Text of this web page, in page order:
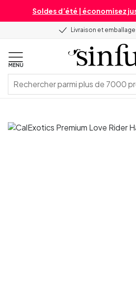
Soldes d’été | économisez
Livraison et
MENU